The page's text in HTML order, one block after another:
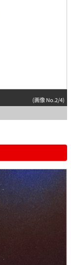
(画像 No.2/4)